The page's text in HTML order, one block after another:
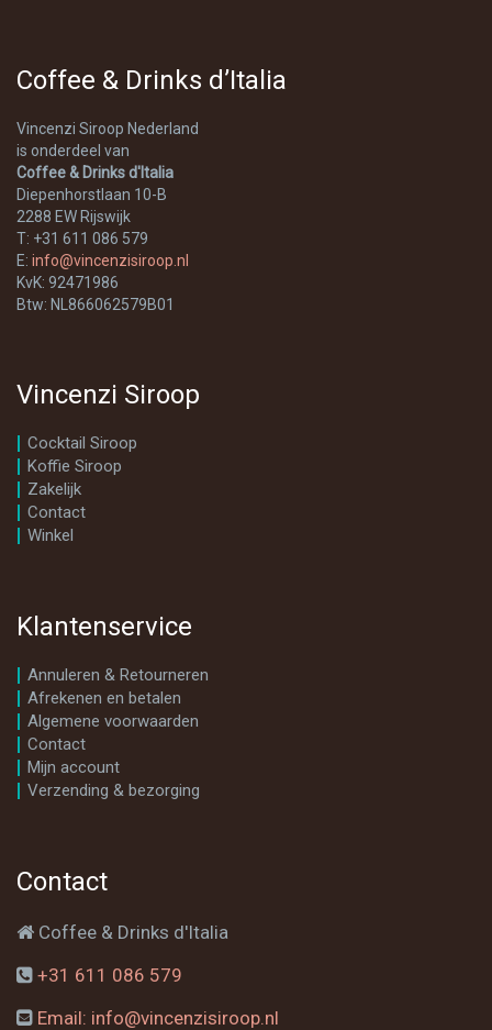
Coffee & Drinks d’Italia
Vincenzi Siroop Nederland
is onderdeel van
Coffee & Drinks d'Italia
Diepenhorstlaan 10-B
2288 EW Rijswijk
T: +31 611 086 579
E: info@vincenzisiroop.nl
KvK: 92471986
Btw: NL866062579B01
Vincenzi Siroop
Cocktail Siroop
Koffie Siroop
Zakelijk
Contact
Winkel
Klantenservice
Annuleren & Retourneren
Afrekenen en betalen
Algemene voorwaarden
Contact
Mijn account
Verzending & bezorging
Contact
Coffee & Drinks d'Italia
+31 611 086 579
Email: info@vincenzisiroop.nl